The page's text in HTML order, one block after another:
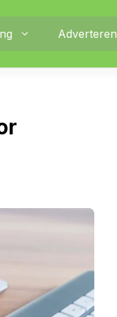
Adverteren